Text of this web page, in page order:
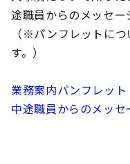
途職員からのメッセー
（※パンフレットに
す。）
業務案内パンフレット
中途職員からのメッセ